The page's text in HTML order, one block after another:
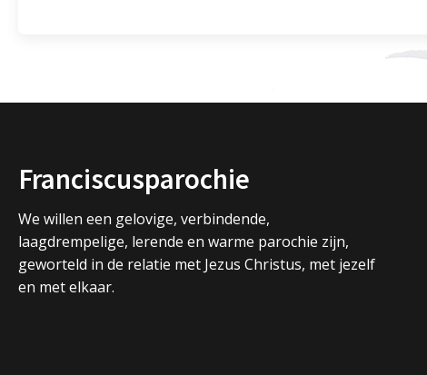
Franciscusparochie
We willen een gelovige, verbindende,
laagdrempelige, lerende en warme parochie zijn,
geworteld in de relatie met Jezus Christus, met jezelf
en met elkaar.